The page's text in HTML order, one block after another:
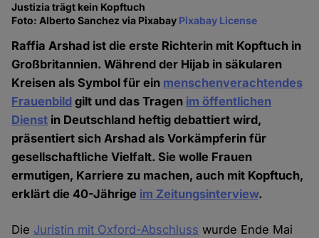
Justizia trägt kein Kopftuch
Foto: Alberto Sanchez via Pixabay Pixabay License
Raffia Arshad ist die erste Richterin mit Kopftuch in
Großbritannien. Während der Hijab in säkularen
Kreisen als Symbol für ein menschenverachtendes
Frauenbild gilt und das Tragen im öffentlichen
Dienst in Deutschland heftig debattiert wird,
präsentiert sich Arshad als Vorkämpferin für
gesellschaftliche Vielfalt. Sie wolle Frauen
ermutigen, Karriere zu machen, auch mit Kopftuch,
erklärt die 40-Jährige im Zeitungsinterview.
Die Juristin mit Oxford-Abschluss wurde Ende Mai